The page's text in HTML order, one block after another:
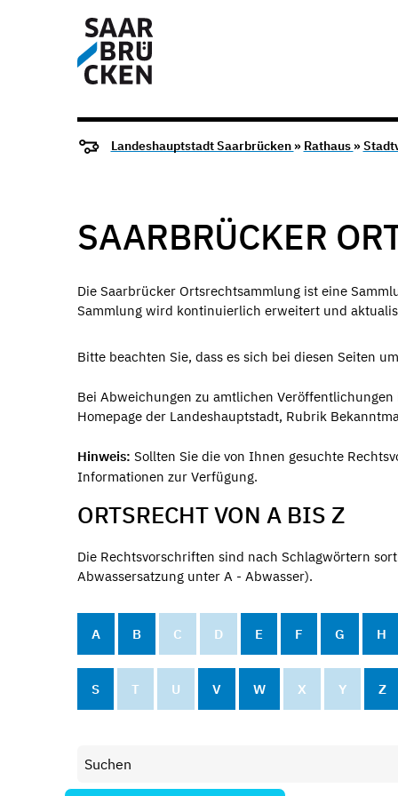
Landeshauptstadt Saarbrücken » Rathaus »
SAARBRÜCKER
Die Saarbrücker Ortsrechtsammlung ist eine
Sammlung wird kontinuierlich erweitert und
Bitte beachten Sie, dass es sich bei diesen Seiten
Bei Abweichungen zu amtlichen
Homepage der Landeshauptstadt, Rubrik
Hinweis: Sollten Sie die von Ihnen gesuchte
Informationen zur Verfügung.
ORTSRECHT VON A BIS Z
Die Rechtsvorschriften sind nach Schlagwörtern
Abwassersatzung unter A - Abwasser).
A B C D E F G H
S T U V W X Y Z